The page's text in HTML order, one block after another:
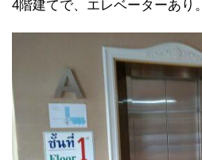
4階建てで、エレベーターあり。